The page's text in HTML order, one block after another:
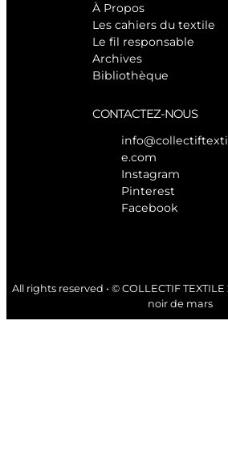
À Propos
Les cahiers du textile
Le fil responsable
Archives
Bibliothèque
CONTACTEZ-NOUS
e.com
Instagram
Pinterest
Facebook
All rights reserved • © COLLECTIF TEXTILE
noir de mars